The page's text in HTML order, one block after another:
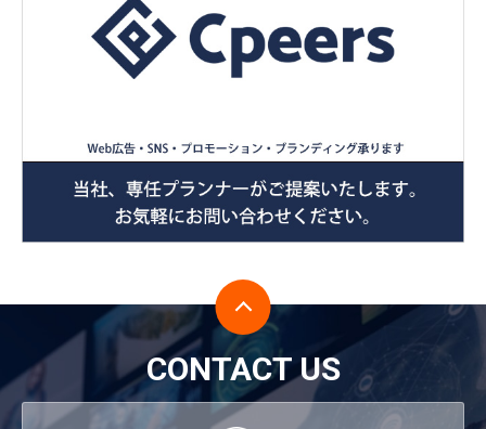
CONTACT US